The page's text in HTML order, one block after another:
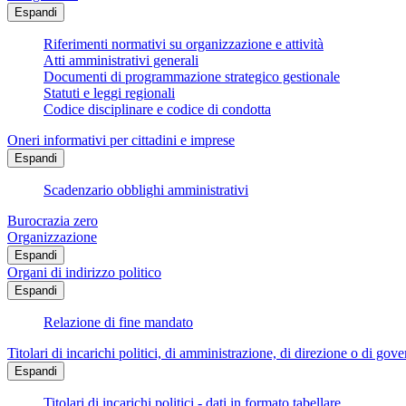
Espandi
Riferimenti normativi su organizzazione e attività
Atti amministrativi generali
Documenti di programmazione strategico gestionale
Statuti e leggi regionali
Codice disciplinare e codice di condotta
Oneri informativi per cittadini e imprese
Espandi
Scadenzario obblighi amministrativi
Burocrazia zero
Organizzazione
Espandi
Organi di indirizzo politico
Espandi
Relazione di fine mandato
Titolari di incarichi politici, di amministrazione, di direzione o di
Espandi
Titolari di incarichi politici - dati in formato tabellare